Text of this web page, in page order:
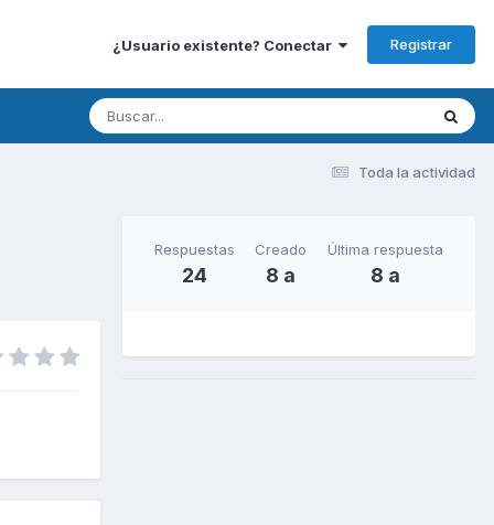
¿Usuario existente? Conectar Registrar
Toda la actividad
Respuestas
24
Creado
8 a
Última respuesta
8 a